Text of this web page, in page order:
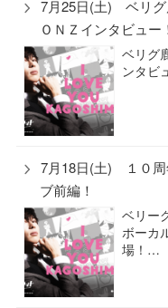
7月25日(土) ベリグ
ＯＮＺインタビュー
ベリグ
ンタビ
7月18日(土) １０周
ブ前編！
ベリー
ボーカ
場！…